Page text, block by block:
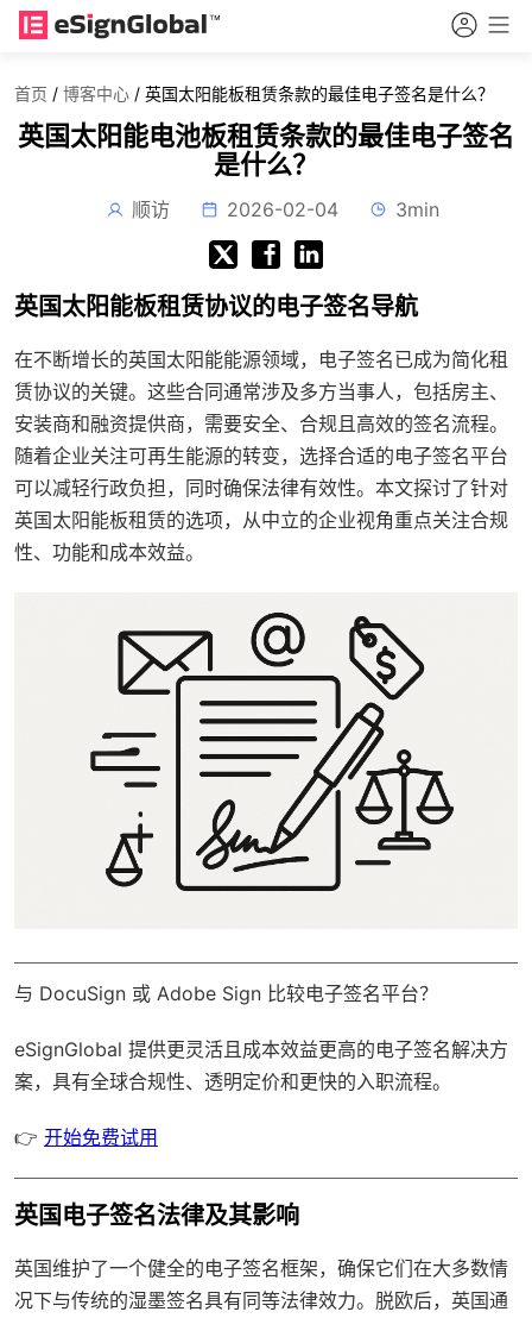
首页 / 博客中心 / 英国太阳能板租赁条款的最佳电子签名是什么？
英国太阳能电池板租赁条款的最佳电子签名
是什么？
顺访 2026-02-04 3min
英国太阳能板租赁协议的电子签名导航
在不断增长的英国太阳能能源领域，电子签名已成为简化租
赁协议的关键。这些合同通常涉及多方当事人，包括房主、
安装商和融资提供商，需要安全、合规且高效的签名流程。
随着企业关注可再生能源的转变，选择合适的电子签名平台
可以减轻行政负担，同时确保法律有效性。本文探讨了针对
英国太阳能板租赁的选项，从中立的企业视角重点关注合规
性、功能和成本效益。
与 DocuSign 或 Adobe Sign 比较电子签名平台？
eSignGlobal 提供更灵活且成本效益更高的电子签名解决方
案，具有全球合规性、透明定价和更快的入职流程。
👉 开始免费试用
英国电子签名法律及其影响
英国维护了一个健全的电子签名框架，确保它们在大多数情
况下与传统的湿墨签名具有同等法律效力。脱欧后，英国通